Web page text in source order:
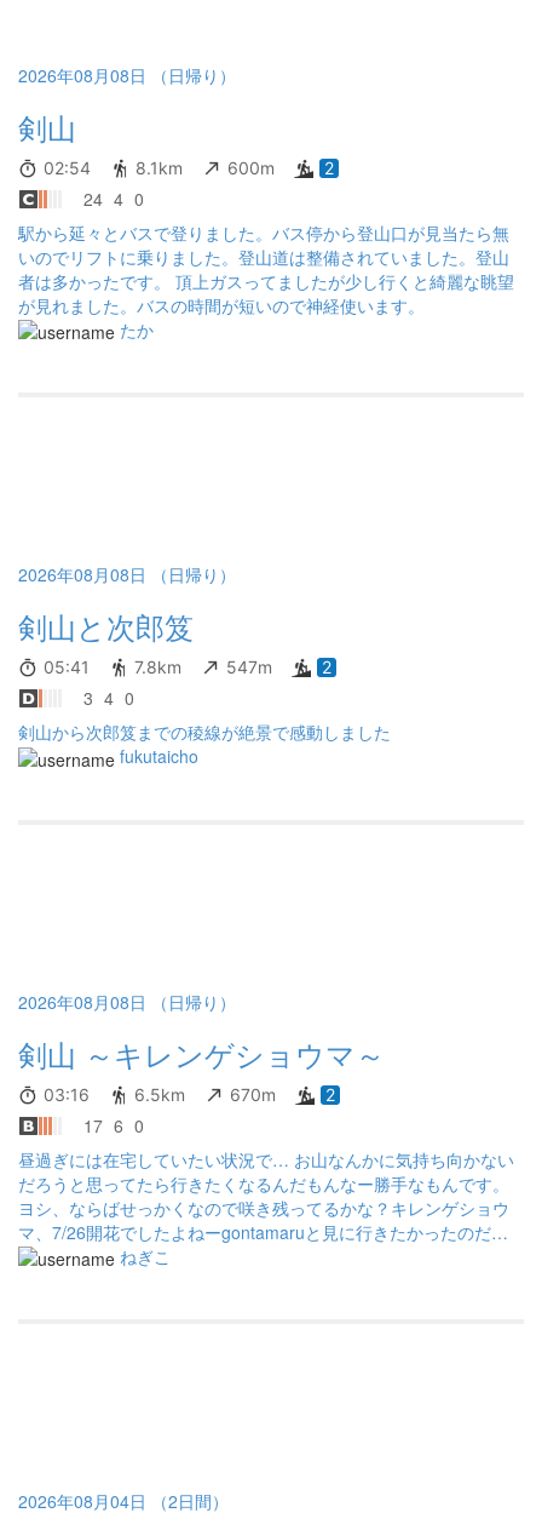
2026年08月08日 （日帰り）
剣山
02:54 8.1km 600m 2
24 4 0
駅から延々とバスで登りました。バス停から登山口が見当たら無
いのでリフトに乗りました。登山道は整備されていました。登山
者は多かったです。 頂上ガスってましたが少し行くと綺麗な眺望
が見れました。バスの時間が短いので神経使います。
たか
2026年08月08日 （日帰り）
剣山と次郎笈
05:41 7.8km 547m 2
3 4 0
剣山から次郎笈までの稜線が絶景で感動しました
fukutaicho
2026年08月08日 （日帰り）
剣山 ～キレンゲショウマ～
03:16 6.5km 670m 2
17 6 0
昼過ぎには在宅していたい状況で… お山なんかに気持ち向かない
だろうと思ってたら行きたくなるんだもんなー勝手なもんです。
ヨシ、ならばせっかくなので咲き残ってるかな？キレンゲショウ
マ、7/26開花でしたよねーgontamaruと見に行きたかったのだけ
ど、残念。強行軍な計画、仮眠1時間ちょいで出発。往復だけで7
と、から声かけられて昼に用事があるのでジロさん訪問は予定し
ねぎこ
2026年08月04日 （2日間）